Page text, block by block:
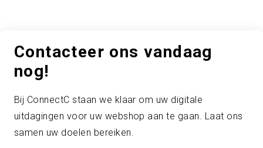
Contacteer ons vandaag
nog!
Bij ConnectC staan we klaar om uw digitale
uitdagingen voor uw webshop aan te gaan. Laat ons
samen uw doelen bereiken.